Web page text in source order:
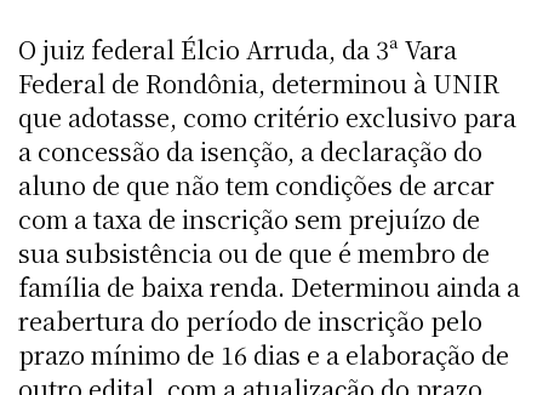
O juiz federal Élcio Arruda, da 3ª Vara
Federal de Rondônia, determinou à UNIR
que adotasse, como critério exclusivo para
a concessão da isenção, a declaração do
aluno de que não tem condições de arcar
com a taxa de inscrição sem prejuízo de
sua subsistência ou de que é membro de
família de baixa renda. Determinou ainda a
reabertura do período de inscrição pelo
prazo mínimo de 16 dias e a elaboração de
outro edital, com a atualização do prazo